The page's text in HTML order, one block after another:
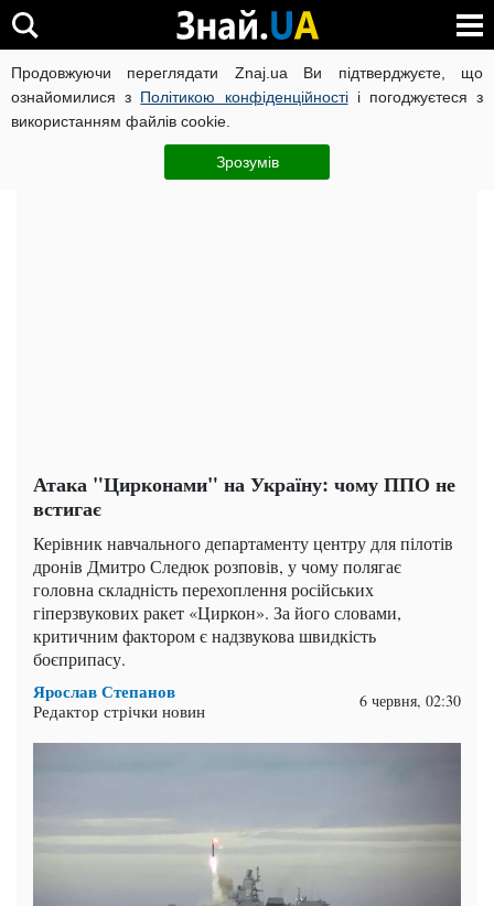
Продовжуючи переглядати Znaj.ua Ви підтверджуєте, що
ознайомилися з Політикою конфіденційностіі погоджуєтеся з
використанням файлів cookie.
Зрозумів
ВІЙНА РОСІЇ ПРОТИ УКРАЇНИ КОРОНАВІРУС В УКРАЇНІ
ЧИТАТЬ НА РУССКОМ
Атака "Цирконами" на Україну: чому ППО не
встигає
Керівник навчального департаменту центру для пілотів
дронів Дмитро Следюк розповів, у чому полягає
головна складність перехоплення російських
гіперзвукових ракет «Циркон». За його словами,
критичним фактором є надзвукова швидкість
боєприпасу.
Ярослав Степанов
Редактор стрічки новин 6 червня, 02:30